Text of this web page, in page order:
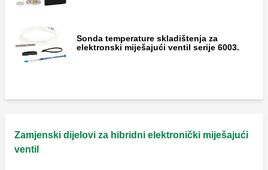
Sonda temperature skladištenja za
elektronski miješajući ventil serije 6003.
Zamjenski dijelovi za hibridni elektronički miješajući
ventil